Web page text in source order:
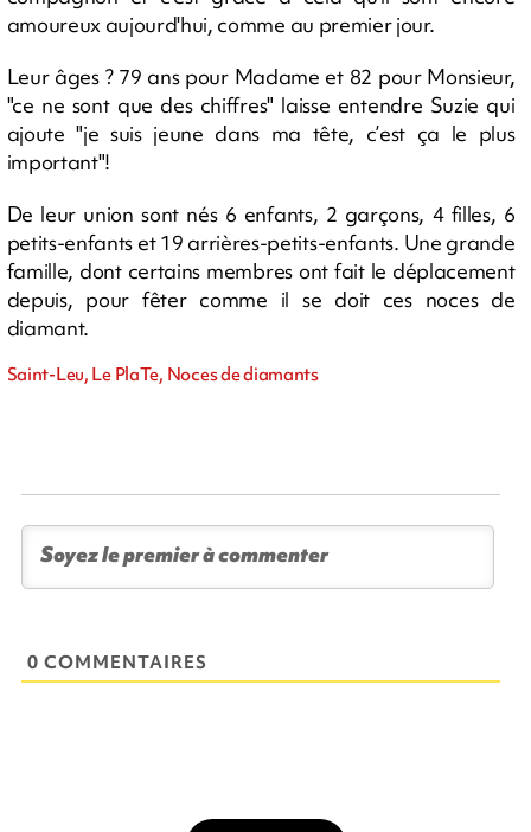
amoureux aujourd'hui, comme au premier jour.
Leur âges ? 79 ans pour Madame et 82 pour Monsieur,
"ce ne sont que des chiffres" laisse entendre Suzie qui
ajoute "je suis jeune dans ma tête, c’est ça le plus
important"!
De leur union sont nés 6 enfants, 2 garçons, 4 filles, 6
petits-enfants et 19 arrières-petits-enfants. Une grande
famille, dont certains membres ont fait le déplacement
depuis, pour fêter comme il se doit ces noces de
diamant.
Saint-Leu, Le PlaTe, Noces de diamants
0 COMMENTAIRES